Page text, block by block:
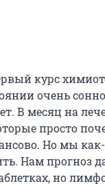
курс
очень
В месяц на
просто
Но мы как-
Нам прогноз
но